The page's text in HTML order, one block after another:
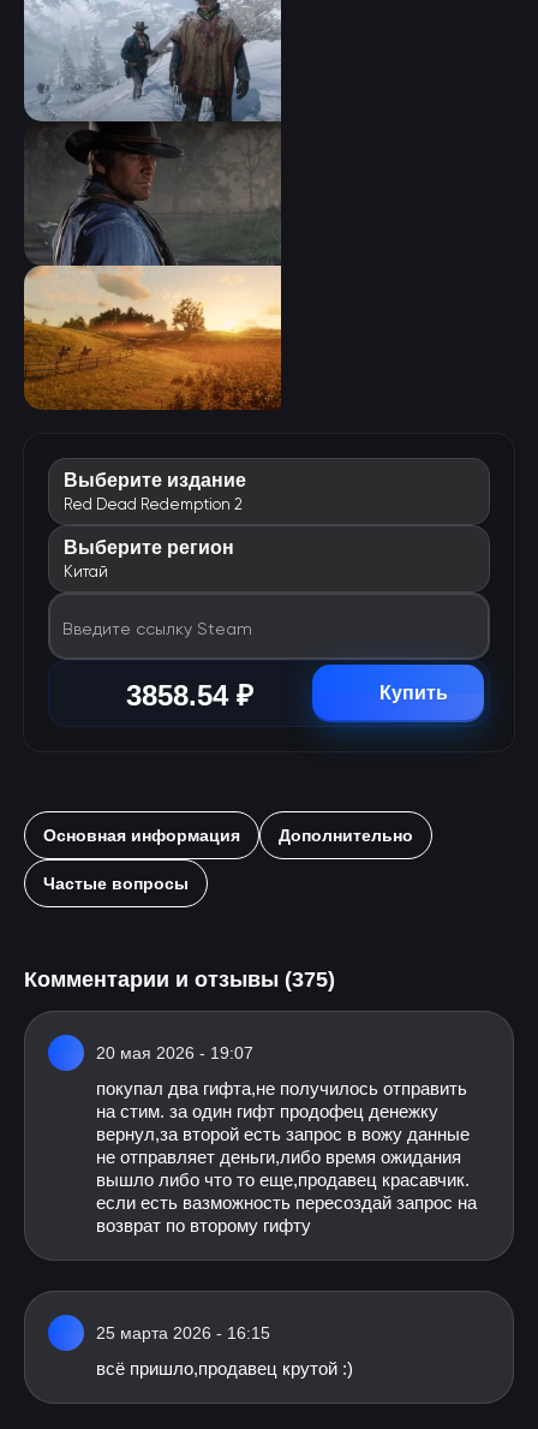
Выберите издание
Red Dead Redemption 2
Выберите регион
Китай
Введите ссылку Steam
3858.54 ₽ Купить
Основная информация Дополнительно
Частые вопросы
Комментарии и отзывы (375)
20 мая 2026 - 19:07
покупал два гифта,не получилось отправить
на стим. за один гифт продофец денежку
вернул,за второй есть запрос в вожу данные
не отправляет деньги,либо время ожидания
вышло либо что то еще,продавец красавчик.
если есть вазможность пересоздай запрос на
возврат по второму гифту
25 марта 2026 - 16:15
всё пришло,продавец крутой :)